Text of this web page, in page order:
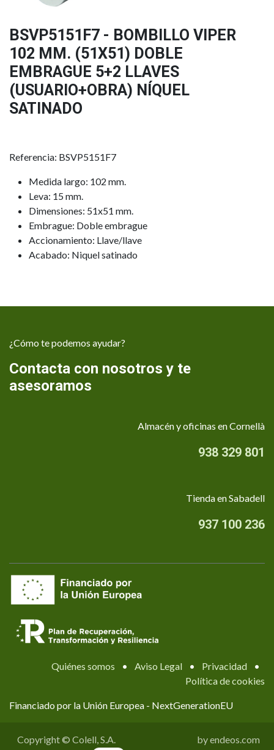
BSVP5151F7 - BOMBILLO VIPER
102 MM. (51X51) DOBLE
EMBRAGUE 5+2 LLAVES
(USUARIO+OBRA) NÍQUEL
SATINADO
Referencia: BSVP5151F7
Medida largo: 102 mm.
Leva: 15 mm.
Dimensiones: 51x51 mm.
Embrague: Doble embrague
Accionamiento: Llave/llave
Acabado: Niquel satinado
¿Cómo te podemos ayudar?
Contacta con nosotros y te
asesoramos
Almacén y oficinas en Cornellà
938 329 801
Tienda en Sabadell
937 100 236
Quiénes somos • Aviso Legal • Privacidad
•
Política de cookies
Financiado por la Unión Europea - NextGenerationEU
Copyright © Colell, S.A.
by endeos.com